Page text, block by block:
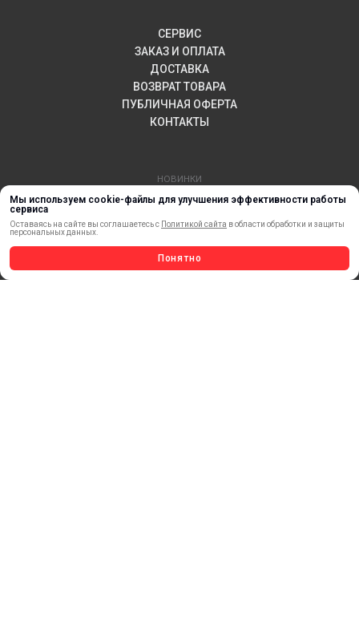
Мы используем cookie-файлы для улучшения эффективности работы
сервиса
Оставаясь на сайте вы соглашаетесь с Политикой сайта в области обработки и защиты
персональных данных.
Понятно
СЕРВИС
ЗАКАЗ И ОПЛАТА
ДОСТАВКА
ВОЗВРАТ ТОВАРА
ПУБЛИЧНАЯ ОФЕРТА
КОНТАКТЫ
НОВИНКИ
АКЦИИ И РАСПРОДАЖА
САМОКЛЕЯЩИЕСЯ ПЛЕНКИ
ЛИСТОВЫЕ МАТЕРИАЛЫ